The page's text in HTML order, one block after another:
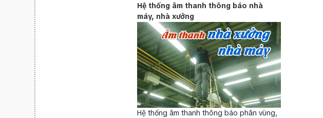
Hệ thống âm thanh thông báo nhà
máy, nhà xưởng
Hệ thống âm thanh thông báo phân vùng,